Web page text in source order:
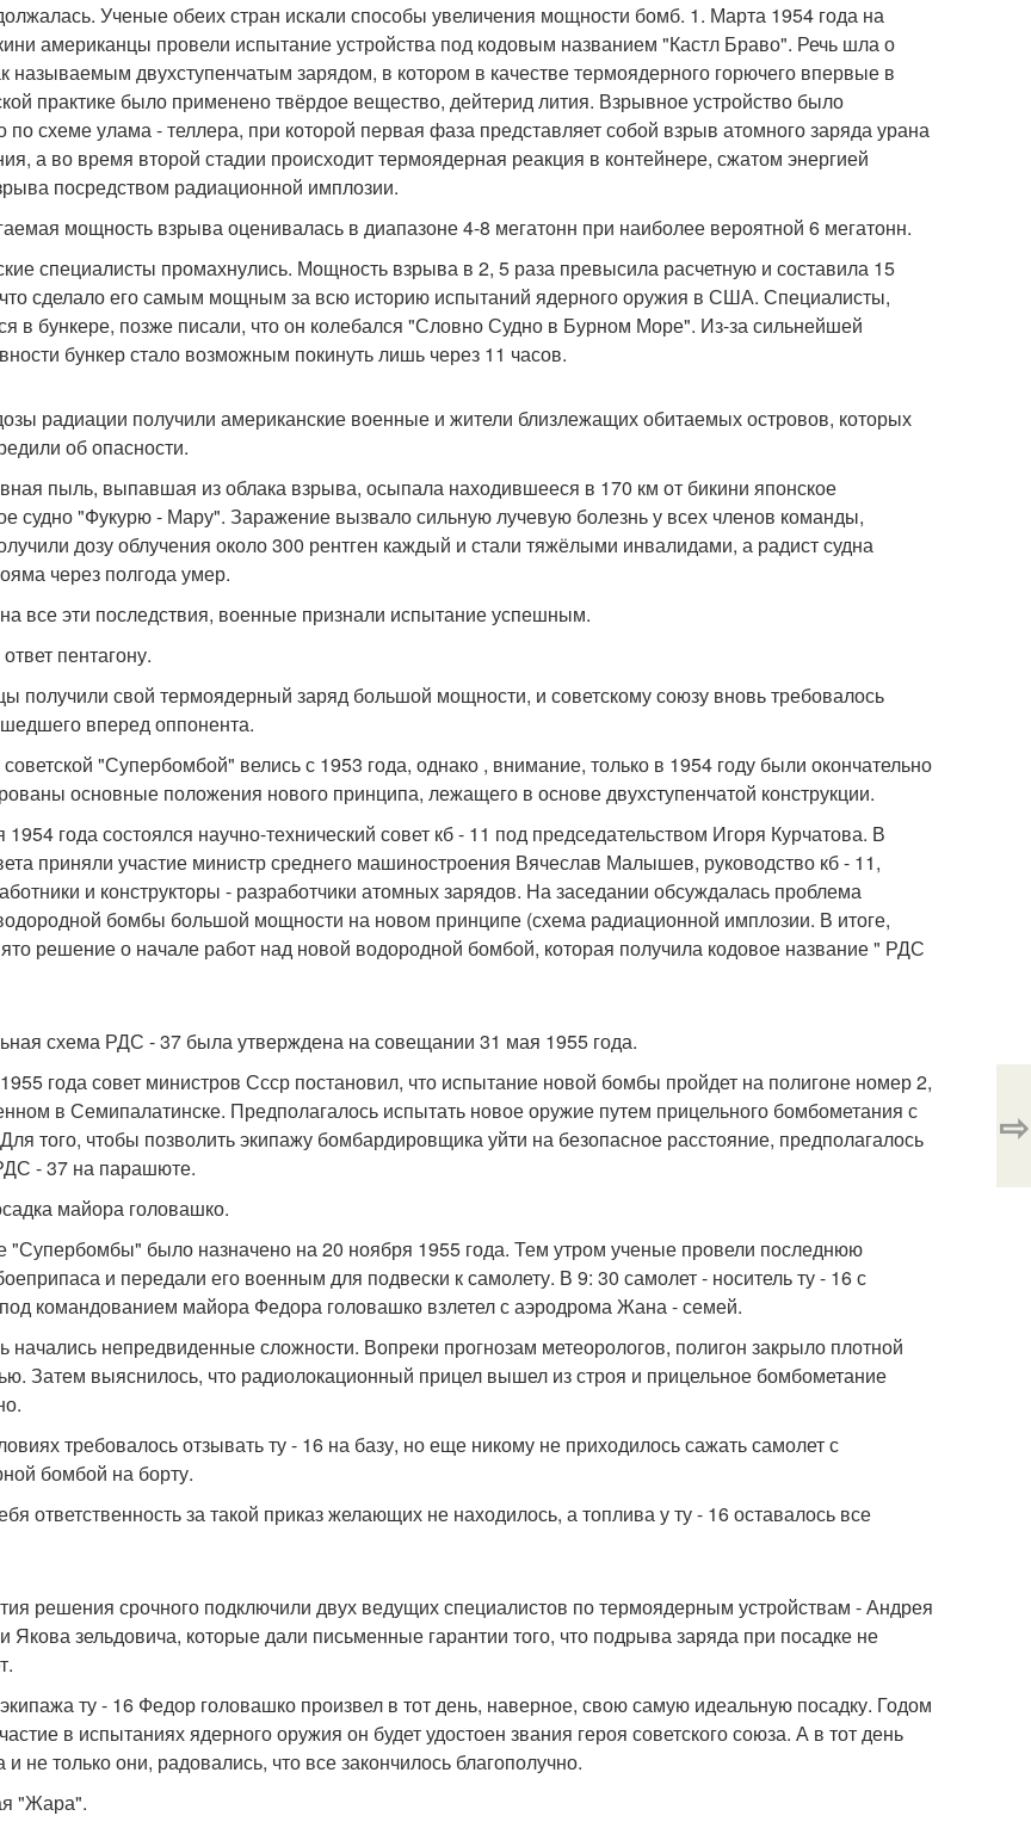
Ученые обеих стран искали способы увеличения мощности бомб. 1. Марта 1954 года на
американцы провели испытание устройства под кодовым названием "Кастл Браво". Речь шла о
называемым двухступенчатым зарядом, в котором в качестве термоядерного горючего впервые в
практике было применено твёрдое вещество, дейтерид лития. Взрывное устройство было
по схеме улама - теллера, при которой первая фаза представляет собой взрыв атомного заряда урана
а во время второй стадии происходит термоядерная реакция в контейнере, сжатом энергией
посредством радиационной имплозии.
мощность взрыва оценивалась в диапазоне 4-8 мегатонн при наиболее вероятной 6 мегатонн.
специалисты промахнулись. Мощность взрыва в 2, 5 раза превысила расчетную и составила 15
сделало его самым мощным за всю историю испытаний ядерного оружия в США. Специалисты,
в бункере, позже писали, что он колебался "Словно Судно в Бурном Море". Из-за сильнейшей
бункер стало возможным покинуть лишь через 11 часов.
радиации получили американские военные и жители близлежащих обитаемых островов, которых
об опасности.
пыль, выпавшая из облака взрыва, осыпала находившееся в 170 км от бикини японское
судно "Фукурю - Мару". Заражение вызвало сильную лучевую болезнь у всех членов команды,
дозу облучения около 300 рентген каждый и стали тяжёлыми инвалидами, а радист судна
через полгода умер.
все эти последствия, военные признали испытание успешным.
пентагону.
получили свой термоядерный заряд большой мощности, и советскому союзу вновь требовалось
вперед оппонента.
"Супербомбой" велись с 1953 года, однако , внимание, только в 1954 году были окончательно
основные положения нового принципа, лежащего в основе двухступенчатой конструкции.
1954 года состоялся научно-технический совет кб - 11 под председательством Игоря Курчатова. В
приняли участие министр среднего машиностроения Вячеслав Малышев, руководство кб - 11,
и конструкторы - разработчики атомных зарядов. На заседании обсуждалась проблема
бомбы большой мощности на новом принципе (схема радиационной имплозии. В итоге,
решение о начале работ над новой водородной бомбой, которая получила кодовое название " РДС
схема РДС - 37 была утверждена на совещании 31 мая 1955 года.
года совет министров Ссср постановил, что испытание новой бомбы пройдет на полигоне номер 2,
в Семипалатинске. Предполагалось испытать новое оружие путем прицельного бомбометания с
того, чтобы позволить экипажу бомбардировщика уйти на безопасное расстояние, предполагалось
- 37 на парашюте.
майора головашко.
"Супербомбы" было назначено на 20 ноября 1955 года. Тем утром ученые провели последнюю
и передали его военным для подвески к самолету. В 9: 30 самолет - носитель ту - 16 с
командованием майора Федора головашко взлетел с аэродрома Жана - семей.
начались непредвиденные сложности. Вопреки прогнозам метеорологов, полигон закрыло плотной
Затем выяснилось, что радиолокационный прицел вышел из строя и прицельное бомбометание
требовалось отзывать ту - 16 на базу, но еще никому не приходилось сажать самолет с
бомбой на борту.
ответственность за такой приказ желающих не находилось, а топлива у ту - 16 оставалось все
решения срочного подключили двух ведущих специалистов по термоядерным устройствам - Андрея
Якова зельдовича, которые дали письменные гарантии того, что подрыва заряда при посадке не
ту - 16 Федор головашко произвел в тот день, наверное, свою самую идеальную посадку. Годом
в испытаниях ядерного оружия он будет удостоен звания героя советского союза. А в тот день
и не только они, радовались, что все закончилось благополучно.
"Жара".
⇨